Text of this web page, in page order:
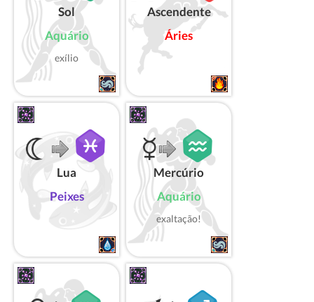
Sol
Aquário
exílio
Ascendente
Áries
Lua
Peixes
Mercúrio
Aquário
exaltação!